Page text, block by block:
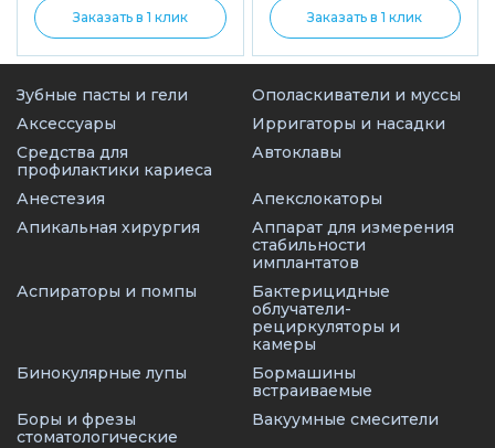
Заказать в 1 клик Заказать в 1 клик
Зубные пасты и гели
Ополаскиватели и муссы
Аксессуары
Ирригаторы и насадки
Средства для
профилактики кариеса
Автоклавы
Анестезия
Апекслокаторы
Апикальная хирургия
Аппарат для измерения
стабильности
имплантатов
Аспираторы и помпы
Бактерицидные
облучатели-
рециркуляторы и
камеры
Бинокулярные лупы
Бормашины
встраиваемые
Боры и фрезы
стоматологические
Вакуумные смесители